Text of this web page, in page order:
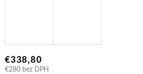
€338,80
€280 bez DPH